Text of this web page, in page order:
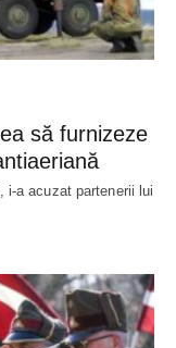
să furnizeze
i-a acuzat partenerii lui